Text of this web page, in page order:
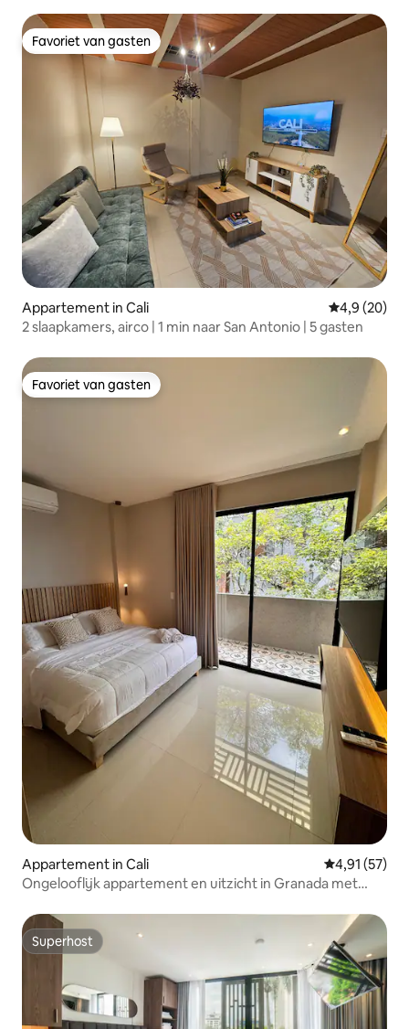
Favoriet van gasten
Favoriet van gasten
Appartement in Cali Gemiddelde
4,9 (20)
2 slaapkamers, airco | 1 min naar San Antonio | 5 gasten
Favoriet van gasten
Favoriet van gasten
Appartement in Cali Gemiddelde
4,91 (57)
Ongelooflijk appartement en uitzicht in Granada met
Superhost
Superhost